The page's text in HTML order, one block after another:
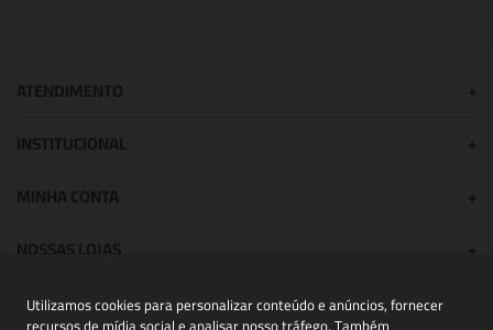
Utilizamos cookies para personalizar conteúdo e anúncios, fornecer
NOSSAS LOJAS
+